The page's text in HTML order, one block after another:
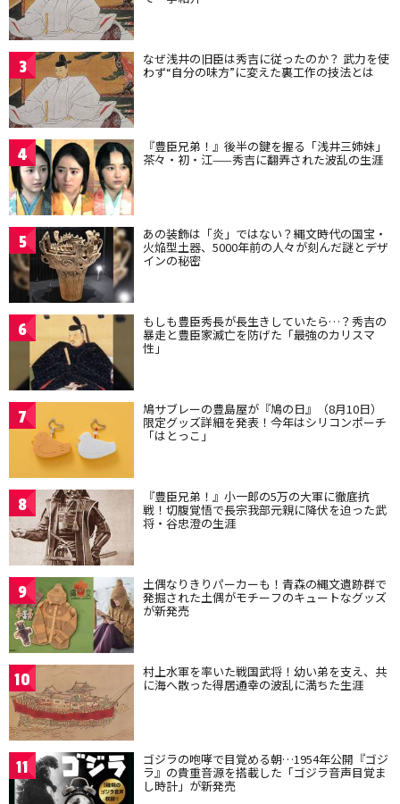
3 なぜ浅井の旧臣は秀吉に従ったのか？ 武力を使
わず“自分の味方”に変えた裏工作の技法とは
4 『豊臣兄弟！』後半の鍵を握る「浅井三姉妹」
茶々・初・江——秀吉に翻弄された波乱の生涯
5 あの装飾は「炎」ではない？縄文時代の国宝・
火焔型土器、5000年前の人々が刻んだ謎とデザ
インの秘密
6 もしも豊臣秀長が長生きしていたら…？秀吉の
暴走と豊臣家滅亡を防げた「最強のカリスマ
性」
7 鳩サブレーの豊島屋が『鳩の日』（8月10日）
限定グッズ詳細を発表！今年はシリコンポーチ
「はとっこ」
8 『豊臣兄弟！』小一郎の5万の大軍に徹底抗
戦！切腹覚悟で長宗我部元親に降伏を迫った武
将・谷忠澄の生涯
9 土偶なりきりパーカーも！青森の縄文遺跡群で
発掘された土偶がモチーフのキュートなグッズ
が新発売
10 村上水軍を率いた戦国武将！幼い弟を支え、共
に海へ散った得居通幸の波乱に満ちた生涯
11 ゴジラの咆哮で目覚める朝…1954年公開『ゴジ
ラ』の貴重音源を搭載した「ゴジラ音声目覚ま
し時計」が新発売